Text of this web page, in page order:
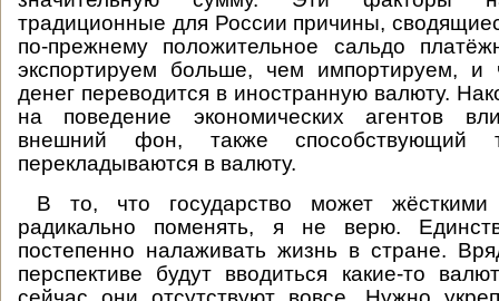
традиционные для России причины,
по-прежнему положительное сальдо
экспортируем больше, чем импортируем, и
денег переводится в иностранную валюту.
на поведение экономических агентов
внешний фон, также способствующий
перекладываются в валюту.
В то, что государство может жёсткими
радикально поменять, я не верю.
постепенно налаживать жизнь в стране.
перспективе будут вводиться какие-то